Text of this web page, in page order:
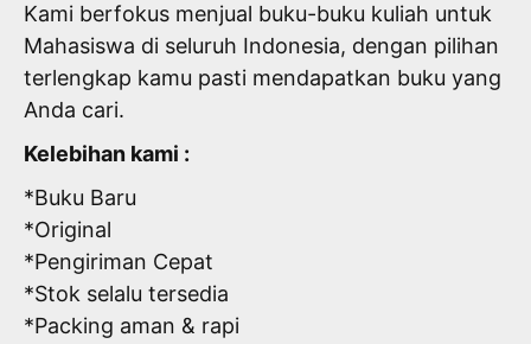
Kami berfokus menjual buku-buku kuliah untuk
Mahasiswa di seluruh Indonesia, dengan pilihan
terlengkap kamu pasti mendapatkan buku yang
Anda cari.
Kelebihan kami :
*Buku Baru
*Original
*Pengiriman Cepat
*Stok selalu tersedia
*Packing aman & rapi